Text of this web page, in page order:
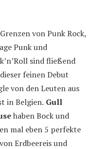
von Punk Rock,
Punk und
sind fließend
feinen Debut
von den Leuten aus
in Belgien. Gull
haben Bock und
mal eben 5 perfekte
Erdbeereis und